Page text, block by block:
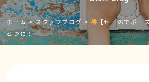
ホーム>スタッフブログ > 【せーのでポー
とつに！